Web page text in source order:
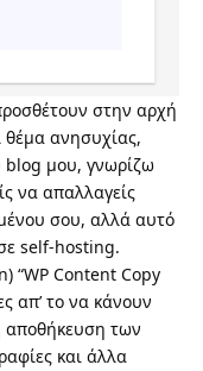
στην αρχή
θέμα ανησυχίας,
blog μου, γνωρίζω
να απαλλαγείς
σου, αλλά αυτό
self-hosting.
“WP Content Copy
απ’ το να κάνουν
αποθήκευση των
και άλλα